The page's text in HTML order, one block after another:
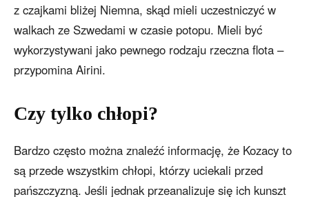
z czajkami bliżej Niemna, skąd mieli uczestniczyć w
walkach ze Szwedami w czasie potopu. Mieli być
wykorzystywani jako pewnego rodzaju rzeczna flota –
przypomina Airini.
Czy tylko chłopi?
Bardzo często można znaleźć informację, że Kozacy to
są przede wszystkim chłopi, którzy uciekali przed
pańszczyzną. Jeśli jednak przeanalizuje się ich kunszt